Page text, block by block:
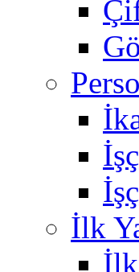
İlk
İlk